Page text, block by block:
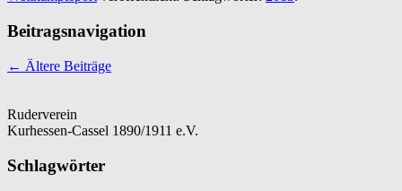
Beitragsnavigation
← Ältere Beiträge
Ruderverein
Kurhessen-Cassel 1890/1911 e.V.
Schlagwörter